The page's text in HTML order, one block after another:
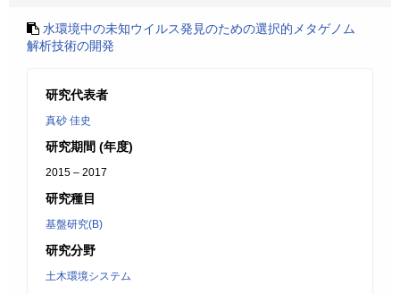
水環境中の未知ウイルス発見のための選択的メタゲノム
解析技術の開発
研究代表者
真砂 佳史
研究期間 (年度)
2015 – 2017
研究種目
基盤研究(B)
研究分野
土木環境システム